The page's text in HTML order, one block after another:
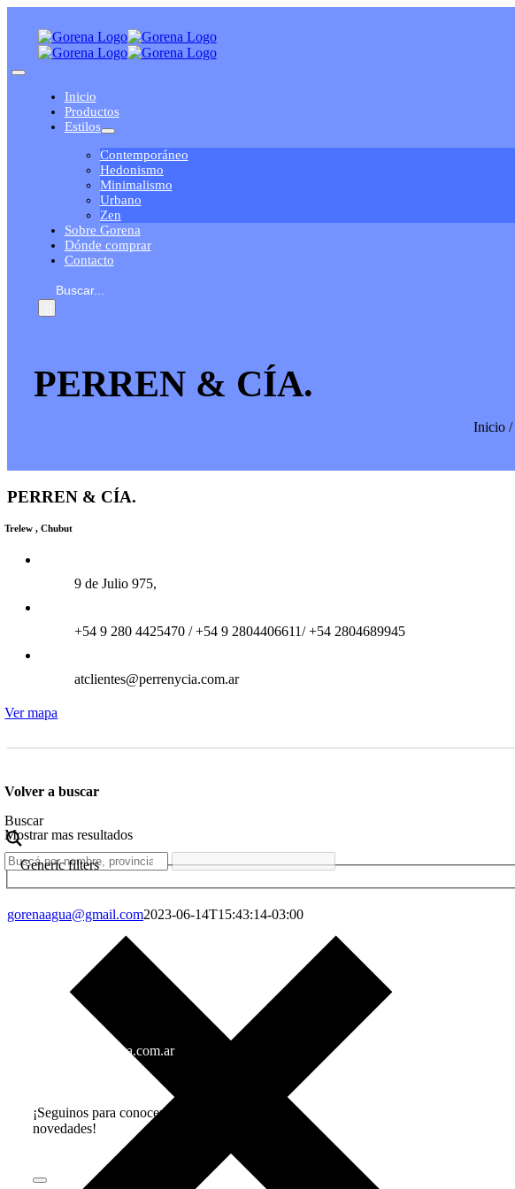
contenido
Toggle
NavigationInicio
Productos
Estilos
Contemporáneo
Hedonismo
Minimalismo
Urbano
Zen
Sobre Gorena
Dónde comprar
Contacto
Buscar:
PERREN & CÍA.
Inicio /
PERREN & CÍA.
Trelew , Chubut
9 de Julio 975,
+54 9 280 4425470 / +54 9 2804406611/ +54 2804689945
atclientes@perrenycia.com.ar
Ver mapa
Volver a buscar
Buscar
Mostrar mas resultados
Generic filters
gorenaagua@gmail.com2023-06-14T15:43:14-03:00
info@gorenaagua.com.ar
¡Seguinos para conocer todas nuestras
novedades!
Toggle